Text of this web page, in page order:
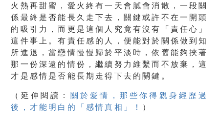
火熱再甜蜜，愛火終有一天會膩會消散，一段關
係最終是否能長久走下去，關鍵或許不在一開頭
的吸引力，而更是這個人究竟有沒有「責任心」
這件事上。有責任感的人，便能對於關係做到知
所進退，當戀情慢慢歸於平淡時，依舊能夠挾著
那一份深遠的情份，繼續努力維繫而不放棄，這
才是感情是否能長期走得下去的關鍵。
（ 延伸閱讀： 關於愛情，那些你得親身經歷過
後，才能明白的「感情真相」！
）